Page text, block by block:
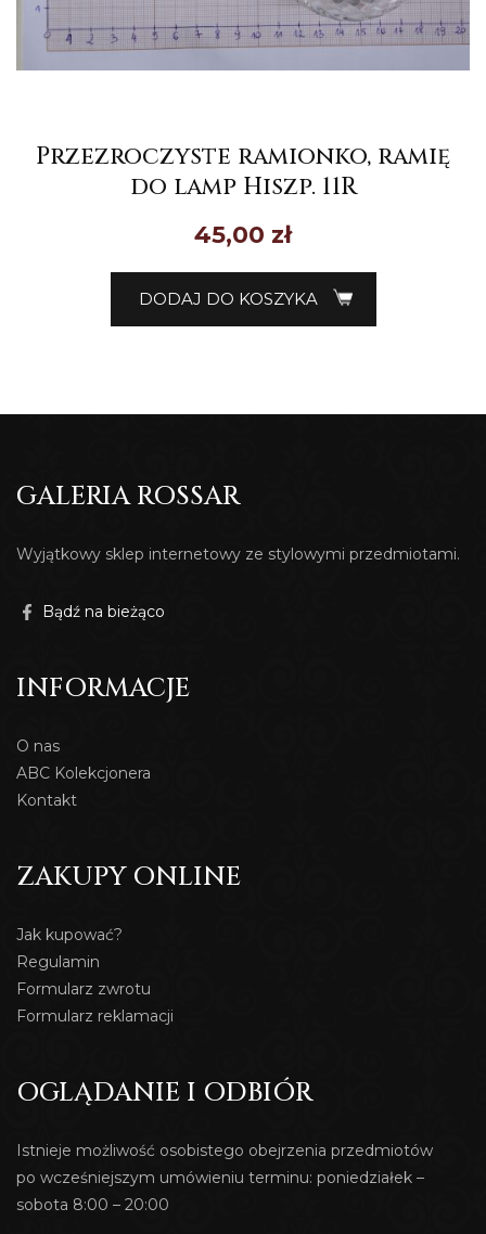
Przezroczyste ramionko, ramię
do lamp Hiszp. 11R
45,00 zł
DODAJ DO KOSZYKA
GALERIA ROSSAR
Wyjątkowy sklep internetowy ze stylowymi przedmiotami.
Bądź na bieżąco
INFORMACJE
O nas
ABC Kolekcjonera
Kontakt
ZAKUPY ONLINE
Jak kupować?
Regulamin
Formularz zwrotu
Formularz reklamacji
OGLĄDANIE I ODBIÓR
Istnieje możliwość osobistego obejrzenia przedmiotów
po wcześniejszym umówieniu terminu: poniedziałek –
sobota 8:00 – 20:00